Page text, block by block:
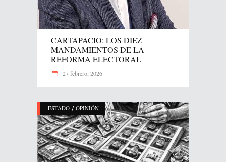
CARTAPACIO: LOS DIEZ
MANDAMIENTOS DE LA
REFORMA ELECTORAL
27 febrero, 2026
ESTADO / OPINIÓN